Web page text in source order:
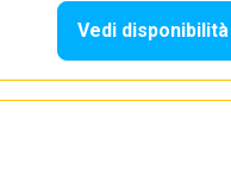
Vedi disponibilità